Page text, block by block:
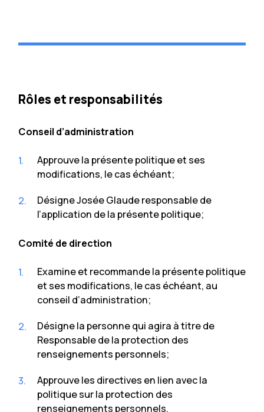
Rôles et responsabilités
Conseil d’administration
Approuve la présente politique et ses
modifications, le cas échéant;
Désigne Josée Glaude responsable de
l’application de la présente politique;
Comité de direction
Examine et recommande la présente politique
et ses modifications, le cas échéant, au
conseil d’administration;
Désigne la personne qui agira à titre de
Responsable de la protection des
renseignements personnels;
Approuve les directives en lien avec la
politique sur la protection des
renseignements personnels.